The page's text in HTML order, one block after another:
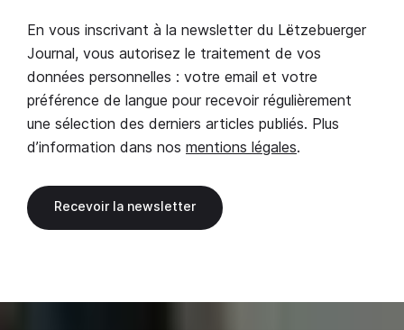
En vous inscrivant à la newsletter du Lëtzebuerger
Journal, vous autorisez le traitement de vos
données personnelles : votre email et votre
préférence de langue pour recevoir régulièrement
une sélection des derniers articles publiés. Plus
d’information dans nos mentions légales.